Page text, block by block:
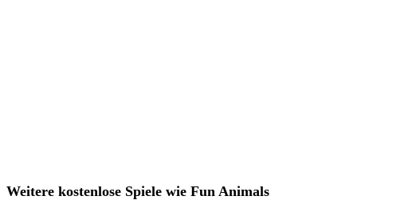
Weitere kostenlose Spiele wie Fun Animals